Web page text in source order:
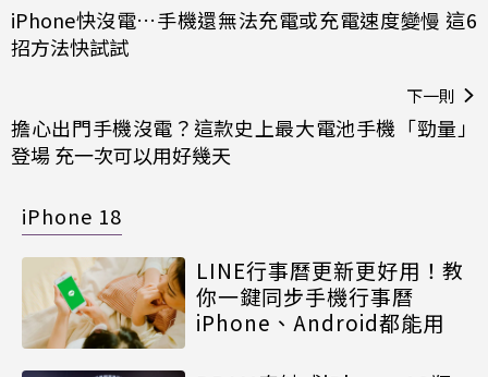
iPhone快沒電…手機還無法充電或充電速度變慢 這6
招方法快試試
下一則
擔心出門手機沒電？這款史上最大電池手機「勁量」
登場 充一次可以用好幾天
iPhone 18
LINE行事曆更新更好用！教
你一鍵同步手機行事曆
iPhone、Android都能用